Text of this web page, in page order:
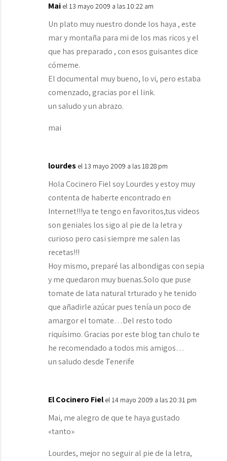
Mai el 13 mayo 2009 a las 10:22 am
Un plato muy nuestro donde los haya , este
mar y montaña para mi de los mas ricos y el
que has preparado , con esos guisantes dice
cómeme.
El documental muy bueno, lo vi, pero estaba
comenzado, gracias por el link.
un saludo y un abrazo.
mai
lourdes el 13 mayo 2009 a las 18:28 pm
Hola Cocinero Fiel soy Lourdes y estoy muy
contenta de haberte encontrado en
Internet!!!ya te tengo en favoritos,tus videos
son geniales los sigo al pie de la letra y
curioso pero casi siempre me salen las
recetas!!!
Hoy mismo, preparé las albondigas con sepia
y me quedaron muy buenas.Solo que puse
tomate de lata natural trturado y he tenido
que añadirle azúcar pues tenía un poco de
amargor el tomate…Del resto todo
riquísimo. Gracias por este blog tan chulo te
he recomendado a todos mis amigos…
un saludo desde Tenerife
El Cocinero Fiel el 14 mayo 2009 a las 20:31 pm
Mai, me alegro de que te haya gustado
«tanto»
Lourdes, mejor no seguir al pie de la letra,